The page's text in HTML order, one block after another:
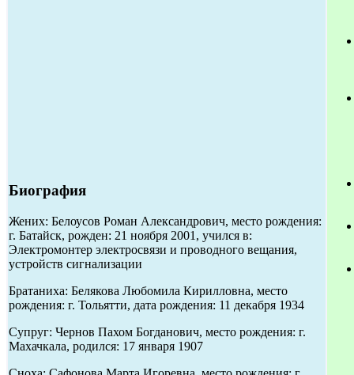
Биография
Жених: Белоусов Роман Александрович, место рождения:
г. Батайск, рожден: 21 ноября 2001, учился в:
Электромонтер электросвязи и проводного вещания,
устройств сигнализации
Братаниха: Белякова Любомила Кирилловна, место
рождения: г. Тольятти, дата рождения: 11 декабря 1934
Супруг: Чернов Пахом Богданович, место рождения: г.
Махачкала, родился: 17 января 1907